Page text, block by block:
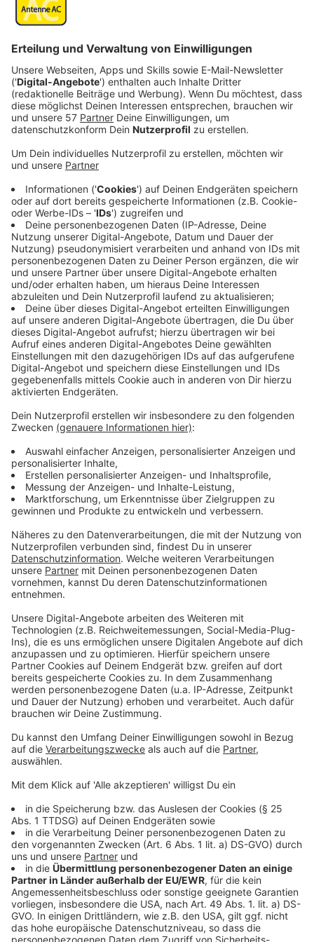
Anzeige
Gerade New York ist dabei hart umkämpft und der Big
Apple wird zu einer entmilitarisierten Zone, der DMZ,
erklärt. Damit ist New York vom Rest der USA
abgeschottet. Die Ärztin Alma Ortega (Rosario
verschwundenen Sohn zu suchen, den sie seit dem
Manhattan herrscht das Chaos. Und so muss sich Alma
gegen brutale Gangs und Kriegsherren behaupten, die
um die Vorherrschaft in diesem gesetzlosen
Niemandsland kämpfen.
Streaming-Dienst: Wow / Sky / HBO
Anzeige
Wir benötigen Ihre
Zustimmung, um den YouTube
Wir verwenden einen Service eines
Drittanbieters, um Videoinhalte
einzubetten. Dieser Service kann
Daten zu Ihren Aktivitäten
sammeln. Bitte lesen Sie die
Details durch und stimmen Sie der
Nutzung des Service zu, um dieses
Video anzusehen.
Mehr Informationen
powered byUsercentrics Consent
Management Platform
Alma hat viele Gegner, unter anderem der gefährliche
Anführer Parco Delgaro (Benjamit Bratt), der die
Macht in der entmilitarisierten Zone von Manhattan
(DMZ) an sich reißen will.
Anzeige
©Copyright: HBO
Alma hat in den Kriegswirren ihren Sohn verloren.
Verzweifelt versucht sie ihn zu finden.
Anzeige
©Copyright: HBO
New York ist nicht mehr wiederzuerkennen. Und hier
soll Alma ihren Sohn finden?
Anzeige